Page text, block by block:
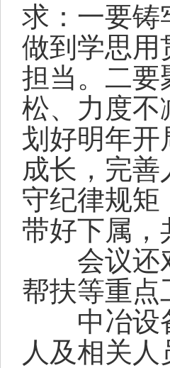
求：一要铸
做到学思用
担当。 二要
松、力度不
划好明年开
成长，完善
守纪律规矩
带好下属，
会议还
帮扶等重点
中冶设
人 及相关人